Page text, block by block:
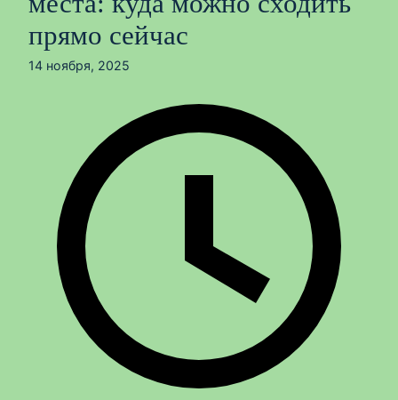
прямо сейчас
14 ноября, 2025